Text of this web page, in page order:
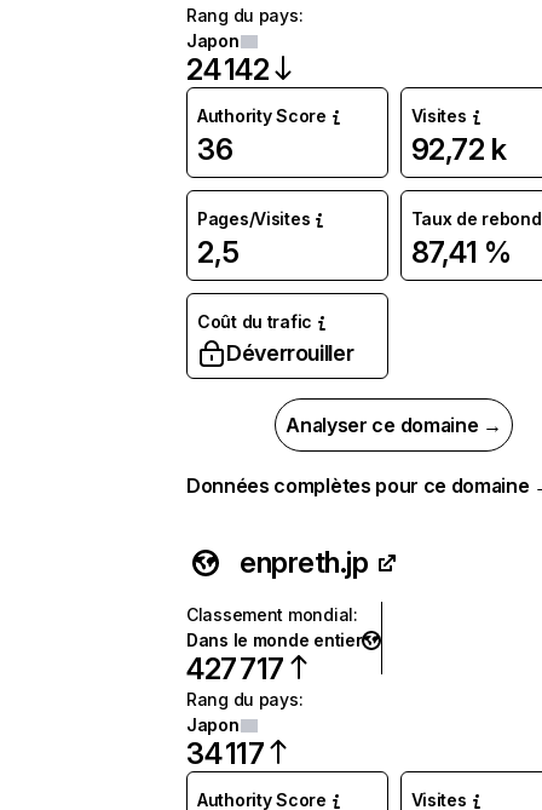
Rang du pays:
Japon
24 142
Authority Score
36
Visites
92,72 k
Pages/Visites
2,5
Taux de rebond
87,41 %
Coût du trafic
Déverrouiller
Analyser ce domaine →
Données complètes pour ce domaine
enpreth.jp
Classement mondial:
Dans le monde entier
427 717
Rang du pays:
Japon
34 117
Authority Score Visites